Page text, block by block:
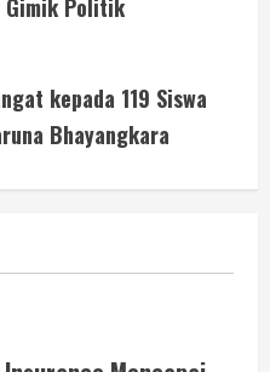
Gimik Politik
kepada 119 Siswa
Bhayangkara